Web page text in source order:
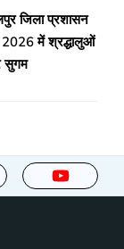
जिला प्रशासन
2026 में श्रद्धालुओं
सुगम